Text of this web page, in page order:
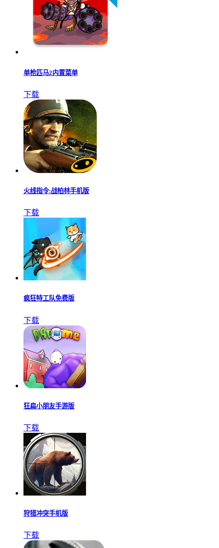
单枪匹马2内置菜单
下载
火线指令:战柏林手机版
下载
疯狂特工队免费版
下载
狂扁小朋友手游版
下载
狩猎冲突手机版
下载